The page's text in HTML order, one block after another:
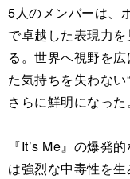
5人のメンバーは、
で卓越した表現力
る。世界へ視野を
た気持ちを失わな
さらに鮮明になった。
『It’s Me』の爆発
は強烈な中毒性を